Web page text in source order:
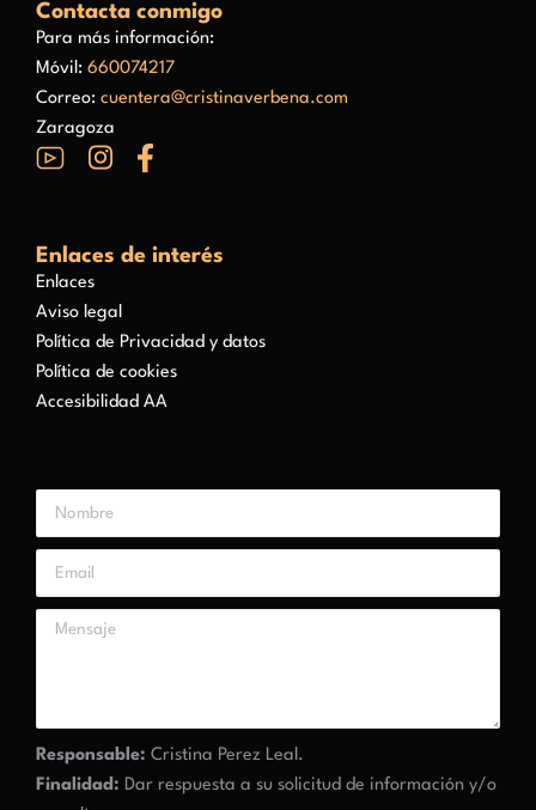
Contacta conmigo
Para más información:
Móvil: 660074217
Correo: cuentera@cristinaverbena.com
Zaragoza
Enlaces de interés
Enlaces
Aviso legal
Política de Privacidad y datos
Política de cookies
Accesibilidad AA
Responsable: Cristina Perez Leal.
Finalidad: Dar respuesta a su solicitud de información y/o